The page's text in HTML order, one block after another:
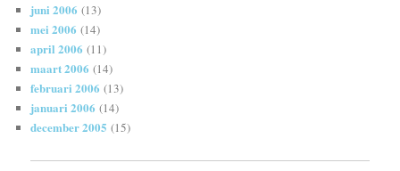
juni 2006 (13)
mei 2006 (14)
april 2006 (11)
maart 2006 (14)
februari 2006 (13)
januari 2006 (14)
december 2005 (15)